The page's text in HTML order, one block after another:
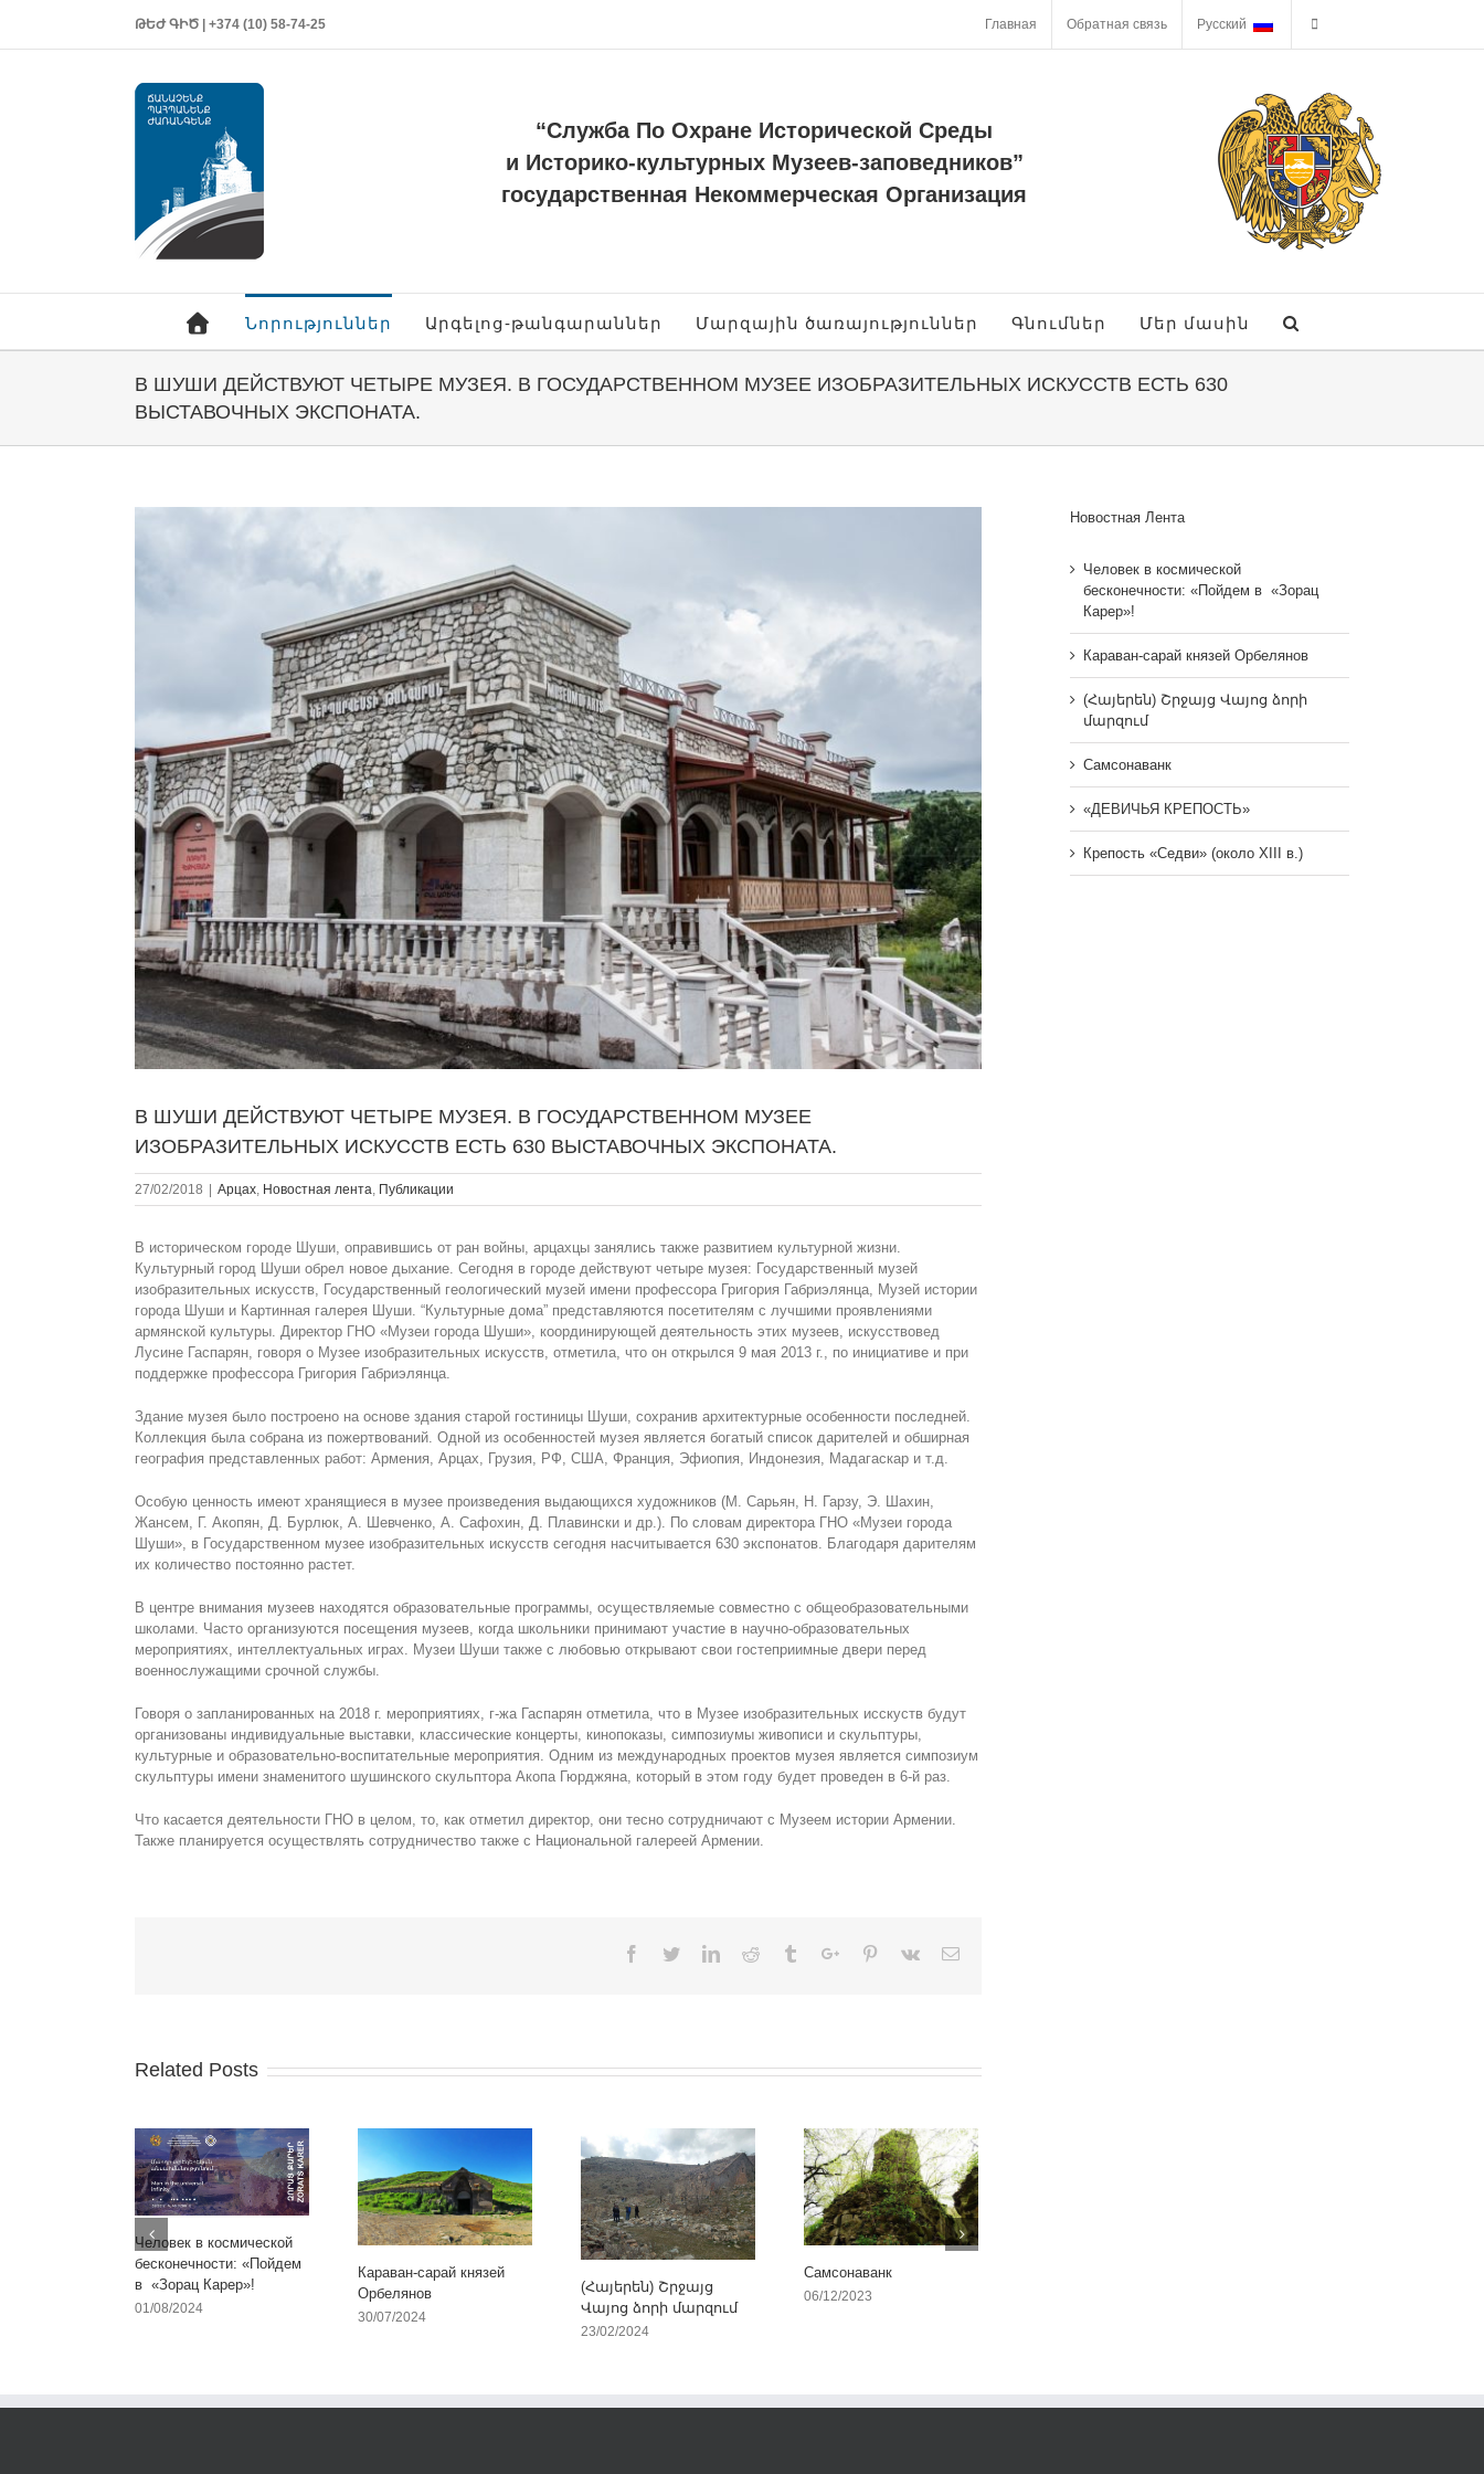
ԹԵԺ ԳԻԾ | +374 (10) 58-74-25 Главная Обратная связь Русский
“Служба По Охране Исторической Среды
и Историко-культурных Музеев-заповедников”
государственная Некоммерческая Организация
Նորություններ Արգելոց-թանգարաններ Մարզային ծառայություններ Գնումներ Մեր մասին
В ШУШИ ДЕЙСТВУЮТ ЧЕТЫРЕ МУЗЕЯ. В ГОСУДАРСТВЕННОМ МУЗЕЕ ИЗОБРАЗИТЕЛЬНЫХ ИСКУССТВ ЕСТЬ 630
ВЫСТАВОЧНЫХ ЭКСПОНАТА.
В ШУШИ ДЕЙСТВУЮТ ЧЕТЫРЕ МУЗЕЯ. В ГОСУДАРСТВЕННОМ МУЗЕЕ
ИЗОБРАЗИТЕЛЬНЫХ ИСКУССТВ ЕСТЬ 630 ВЫСТАВОЧНЫХ ЭКСПОНАТА.
27/02/2018 Арцах, Новостная лента, Публикации
В историческом городе Шуши, оправившись от ран войны, арцахцы занялись также развитием культурной жизни.
Культурный город Шуши обрел новое дыхание. Сегодня в городе действуют четыре музея: Государственный музей
изобразительных искусств, Государственный геологический музей имени профессора Григория Габриэлянца, Музей истории
города Шуши и Картинная галерея Шуши. “Культурные дома” представляются посетителям с лучшими проявлениями
армянской культуры. Директор ГНО «Музеи города Шуши», координирующей деятельность этих музеев, искусствовед
Лусине Гаспарян, говоря о Музее изобразительных искусств, отметила, что он открылся 9 мая 2013 г., по инициативе и при
поддержке профессора Григория Габриэлянца.
Здание музея было построено на основе здания старой гостиницы Шуши, сохранив архитектурные особенности последней.
Коллекция была собрана из пожертвований. Одной из особенностей музея является богатый список дарителей и обширная
география представленных работ: Армения, Арцах, Грузия, РФ, США, Франция, Эфиопия, Индонезия, Мадагаскар и т.д.
Oсобую ценность имеют хранящиеся в музее произведения выдающихся художников (М. Сарьян, Н. Гарзу, Э. Шахин,
Жансем, Г. Акопян, Д. Бурлюк, А. Шевченко, А. Сафохин, Д. Плавински и др.). По словам директора ГНО «Музеи города
Шуши», в Государственном музее изобразительных искусств сегодня насчитывается 630 экспонатов. Благодаря дарителям
их количество постоянно растет.
В центре внимания музеев находятся образовательные программы, осуществляемые совместно с общеобразовательными
школами. Часто организуются посещения музеев, когда школьники принимают участие в научно-образовательных
мероприятиях, интеллектуальных играх. Музеи Шуши также с любовью открывают свои гостеприимные двери перед
военнослужащими срочной службы.
Говоря о запланированных на 2018 г. мероприятиях, г-жа Гаспарян отметила, что в Музее изобразительных исскуств будут
организованы индивидуальные выставки, классические концерты, кинопоказы, симпозиумы живописи и скульптуры,
культурные и образовательно-воспитательные мероприятия. Одним из международных проектов музея является симпозиум
скульптуры имени знаменитого шушинского скульптора Акопа Гюрджяна, который в этом году будет проведен в 6-й раз.
Что касается деятельности ГНО в целом, то, как отметил директор, они тесно сотрудничают с Музеем истории Армении.
Также планируется осуществлять сотрудничество также с Национальной галереей Армении.
Facebook
TwitterLinkedinReddit TumblrGoogle+Pinterest
Vk Email
Related Posts
Человек в космической
бесконечности: «Пойдем
в «Зорац Карер»!
01/08/2024
Караван-сарай князей
Орбелянов
30/07/2024
(Հայերեն) Շրջայց
Վայոց ձորի մարզում
23/02/2024
Самсонаванк
06/12/2023
Новостная Лента
Человек в космической
бесконечности: «Пойдем в «Зорац
Карер»!
Караван-сарай князей Орбелянов
(Հայերեն) Շրջայց Վայոց ձորի
մարզում
Самсонаванк
«ДЕВИЧЬЯ КРЕПОСТЬ»
Крепость «Седви» (около XIII в.)